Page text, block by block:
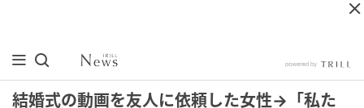
結婚式の動画を友人に依頼した女性→「私た